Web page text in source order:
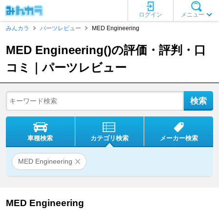
メニュー
ログイン
みんカラ
パーツレビュー MED Engineering
MED Engineering()の評価・評判・口
コミ｜パーツレビュー
車種検索 カテゴリ検索 メーカー検索
MED Engineering
MED Engineering